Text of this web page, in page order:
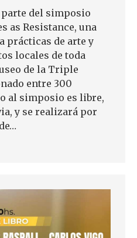
del simposio
as Resistance, una
prácticas de arte y
locales de toda
de la Triple
entre 300
al simposio es libre,
y se realizará por